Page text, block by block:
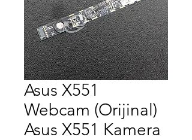
Asus X551
Webcam (Orijinal)
Asus X551 Kamera